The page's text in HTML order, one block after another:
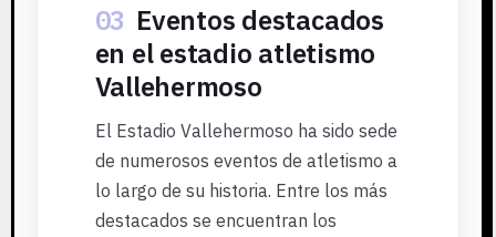
03 Eventos destacados
en el estadio atletismo
Vallehermoso
El Estadio Vallehermoso ha sido sede
de numerosos eventos de atletismo a
lo largo de su historia. Entre los más
destacados se encuentran los